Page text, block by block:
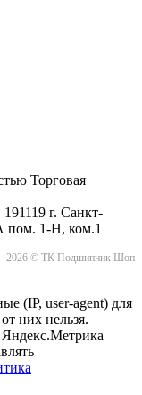
Торговая
г. Санкт-
пом. 1-Н, ком.1
2026 © ТК Подшипник Шоп
(IP, user-agent) для
них нельзя.
Яндекс.Метрика